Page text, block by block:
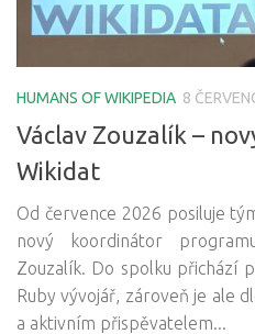
HUMANS OF WIKIPEDIA 8
Václav Zouzalík –
Wikidat
Od července 2026 posiluje
nový koordinátor
Zouzalík. Do spolku přichází
Ruby vývojář, zároveň je ale
a aktivním přispěvatelem...